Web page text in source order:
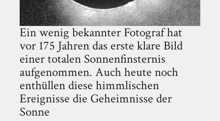
Ein wenig bekannter Fotograf hat
vor 175 Jahren das erste klare Bild
einer totalen Sonnenfinsternis
aufgenommen. Auch heute noch
enthüllen diese himmlischen
Ereignisse die Geheimnisse der
Sonne